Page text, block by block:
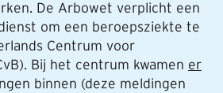
De Arbowet verplicht een
om een beroepsziekte te
Centrum voor
Bij het centrum kwamen er
binnen (deze meldingen